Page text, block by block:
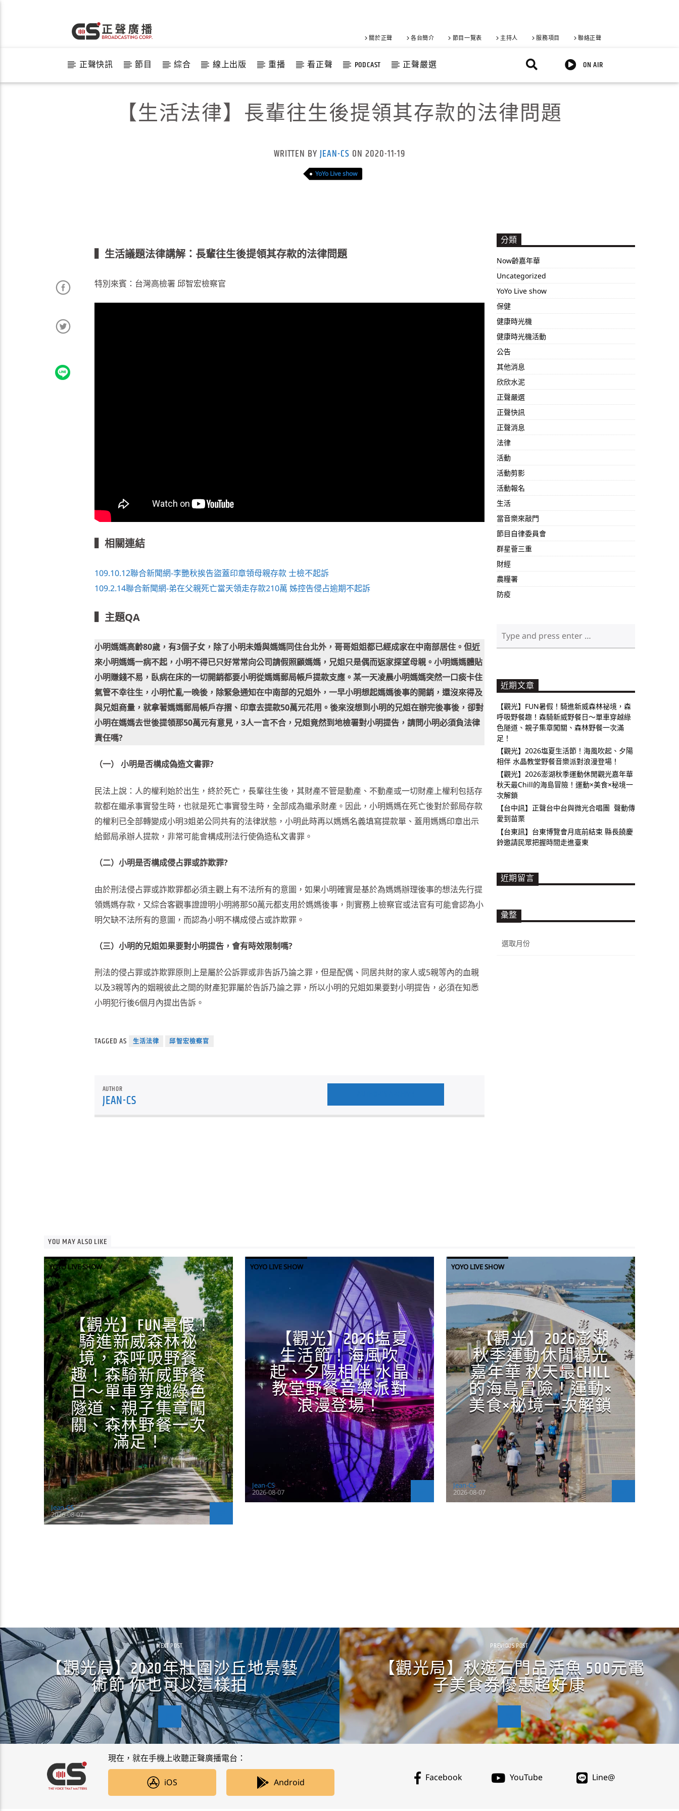
關於正聲 各台簡介 節目一覽表 主持人 服務項目 聯絡正聲
正聲快訊 節目 綜合 線上出版 重播 看正聲 PODCAST 正聲嚴選 ON AIR
【生活法律】長輩往生後提領其存款的法律問題
WRITTEN BYJEAN-CS ON 2020-11-19
YoYo Live show
▍生活議題法律講解：長輩往生後提領其存款的法律問題
特別來賓：台灣高檢署 邱智宏檢察官
▍相關連結
109.10.12聯合新聞網-李艷秋挨告盜蓋印章領母親存款 士檢不起訴
109.2.14聯合新聞網-弟在父親死亡當天領走存款210萬 姊控告侵占逾期不起訴
▍主題QA
小明媽媽高齡80歲，有3個子女，除了小明未婚與媽媽同住台北外，哥哥姐姐都已經成家在中南部居住。但近
來小明媽媽一病不起，小明不得已只好常常向公司請假照顧媽媽，兄姐只是偶而返家探望母親。小明媽媽體貼
小明賺錢不易，臥病在床的一切開銷都要小明從媽媽郵局帳戶提款支應。某一天凌晨小明媽媽突然一口痰卡住
氣管不幸往生，小明忙亂一晚後，除緊急通知在中南部的兄姐外，一早小明想起媽媽後事的開銷，還沒來得及
與兄姐商量，就拿著媽媽郵局帳戶存摺、印章去提款50萬元花用。後來沒想到小明的兄姐在辦完後事後，卻對
小明在媽媽去世後提領那50萬元有意見，3人一言不合，兄姐竟然到地檢署對小明提告，請問小明必須負法律
責任嗎?
（一） 小明是否構成偽造文書罪?
民法上說：人的權利始於出生，終於死亡，長輩往生後，其財產不管是動產、不動產或一切財產上權利包括存
款都在繼承事實發生時，也就是死亡事實發生時，全部成為繼承財產。因此，小明媽媽在死亡後對於郵局存款
的權利已全部轉變成小明3姐弟公同共有的法律狀態，小明此時再以媽媽名義填寫提款單、蓋用媽媽印章出示
給郵局承辦人提款，非常可能會構成刑法行使偽造私文書罪。
（二）小明是否構成侵占罪或詐欺罪?
由於刑法侵占罪或詐欺罪都必須主觀上有不法所有的意圖，如果小明確實是基於為媽媽辦理後事的想法先行提
領媽媽存款，又綜合客觀事證證明小明將那50萬元都支用於媽媽後事，則實務上檢察官或法官有可能會認為小
明欠缺不法所有的意圖，而認為小明不構成侵占或詐欺罪。
（三）小明的兄姐如果要對小明提告，會有時效限制嗎?
刑法的侵占罪或詐欺罪原則上是屬於公訴罪或非告訴乃論之罪，但是配偶、同居共財的家人或5親等內的血親
以及3親等內的姻親彼此之間的財產犯罪屬於告訴乃論之罪，所以小明的兄姐如果要對小明提告，必須在知悉
小明犯行後6個月內提出告訴。
TAGGED AS 生活法律 邱智宏檢察官
AUTHOR
JEAN-CS
分類
Now齡嘉年華
Uncategorized
YoYo Live show
保健
健康時光機
健康時光機活動
公告
其他消息
欣欣水泥
正聲嚴選
正聲快訊
正聲消息
法律
活動
活動剪影
活動報名
生活
當音樂來敲門
節目自律委員會
群星薈三重
財經
農糧署
防疫
近期文章
【觀光】FUN暑假！騎進新威森林祕境，森
呼吸野餐趣！森騎新威野餐日～單車穿越綠
色隧道、親子集章闖關、森林野餐一次滿
足！
【觀光】2026塩夏生活節！海風吹起、夕陽
相伴 水晶教堂野餐音樂派對浪漫登場！
【觀光】2026澎湖秋季運動休閒觀光嘉年華
秋天最Chill的海島冒險！運動×美食×秘境一
次解鎖
【台中訊】正聲台中台與微光合唱團 聲動傳
愛到苗栗
【台東訊】台東博覽會月底前結束 縣長饒慶
鈴邀請民眾把握時間走進臺東
近期留言
彙整
整
YOU MAY ALSO LIKE
YOYO LIVE SHOW
【觀光】FUN暑假！
騎進新威森林祕
境，森呼吸野餐
趣！森騎新威野餐
日～單車穿越綠色
隧道、親子集章闖
關、森林野餐一次
滿足！
Jean-CS
2026-08-07
YOYO LIVE SHOW
【觀光】2026塩夏
生活節！海風吹
起、夕陽相伴 水晶
教堂野餐音樂派對
浪漫登場！
Jean-CS
2026-08-07
YOYO LIVE SHOW
【觀光】2026澎湖
秋季運動休閒觀光
嘉年華 秋天最CHILL
的海島冒險！運動×
美食×秘境一次解鎖
Jean-CS
2026-08-07
NEXT POST
【觀光局】2020年壯圍沙丘地景藝
術節 你也可以這樣拍
PREVIOUS POST
【觀光局】秋遊石門品活魚 500元電
子美食券優惠超好康
現在，就在手機上收聽正聲廣播電台：
iOS Android Facebook YouTube Line@